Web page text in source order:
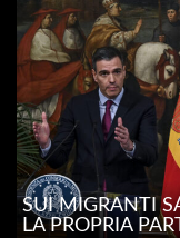
SUI MIGRANTI
LA PROPRIA